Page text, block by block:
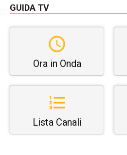
GUIDA TV
Ora in Onda
Lista Canali